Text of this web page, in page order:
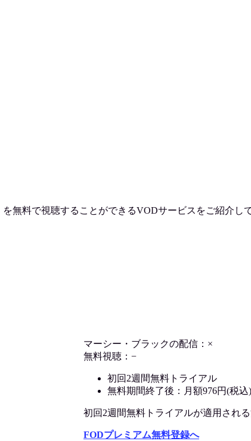
を無料で視聴することができるVODサービスをご紹介し
マーシー・ブラックの配信：×
無料視聴：−
初回2週間無料トライアル
無料期間終了後：月額976円(税込)
初回2週間無料トライアルが適用され
FODプレミアム無料登録へ